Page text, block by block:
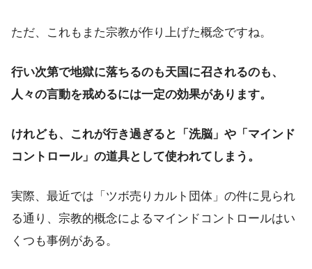
ただ、これもまた宗教が作り上げた概念ですね。
行い次第で地獄に落ちるのも天国に召されるのも、
人々の言動を戒めるには一定の効果があります。
けれども、これが行き過ぎると「洗脳」や「マインド
コントロール」の道具として使われてしまう。
実際、最近では「ツボ売りカルト団体」の件に見られ
る通り、宗教的概念によるマインドコントロールはい
くつも事例がある。